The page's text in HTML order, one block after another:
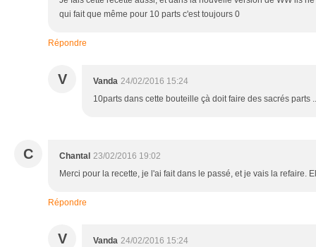
qui fait que même pour 10 parts c'est toujours 0
Répondre
V Vanda 24/02/2016 15:24
10parts dans cette bouteille çà doit faire des sacrés parts
C Chantal 23/02/2016 19:02
Merci pour la recette, je l'ai fait dans le passé, et je vais la refaire.
Répondre
V Vanda 24/02/2016 15:24